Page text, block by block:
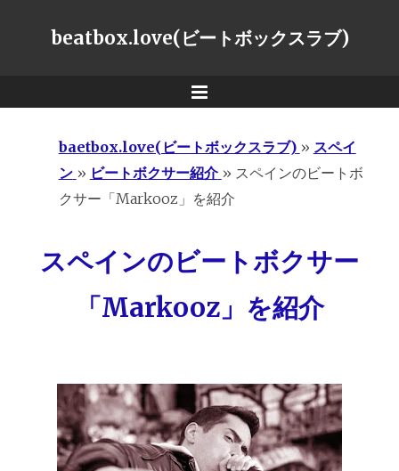
beatbox.love(ビートボックスラブ)
Menu
baetbox.love(ビートボックスラブ) » スペイ
ン » ビートボクサー紹介 » スペインのビートボ
クサー「Markooz」を紹介
スペインのビートボクサー
「Markooz」を紹介